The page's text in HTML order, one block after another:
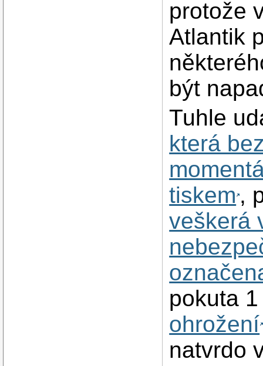
protože
Atlantik
být
Tuhle
která
tiskem ,
veškerá
pokuta
ohrožení
natvrdo